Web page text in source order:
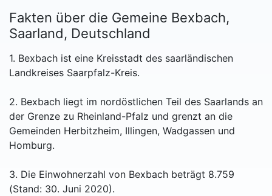
Fakten über die Gemeine Bexbach,
Saarland, Deutschland
1. Bexbach ist eine Kreisstadt des saarländischen
Landkreises Saarpfalz-Kreis.
2. Bexbach liegt im nordöstlichen Teil des Saarlands an
der Grenze zu Rheinland-Pfalz und grenzt an die
Gemeinden Herbitzheim, Illingen, Wadgassen und
Homburg.
3. Die Einwohnerzahl von Bexbach beträgt 8.759
(Stand: 30. Juni 2020).